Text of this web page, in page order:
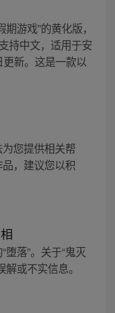
游戏”的黄化版，
持中文，适用于安
新。这是一款以
您提供相关帮
，建议您以积
落”。关于“鬼灭
或不实信息。